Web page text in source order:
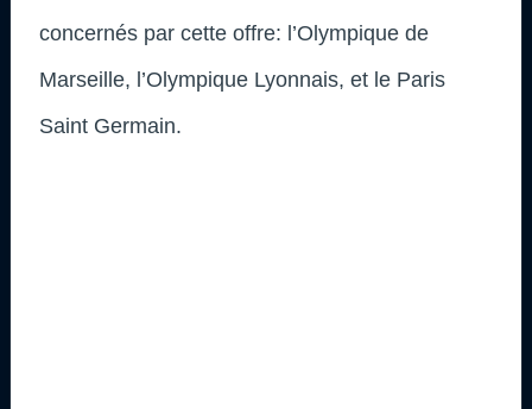
concernés par cette offre: l’Olympique de
Marseille, l’Olympique Lyonnais, et le Paris
Saint Germain.